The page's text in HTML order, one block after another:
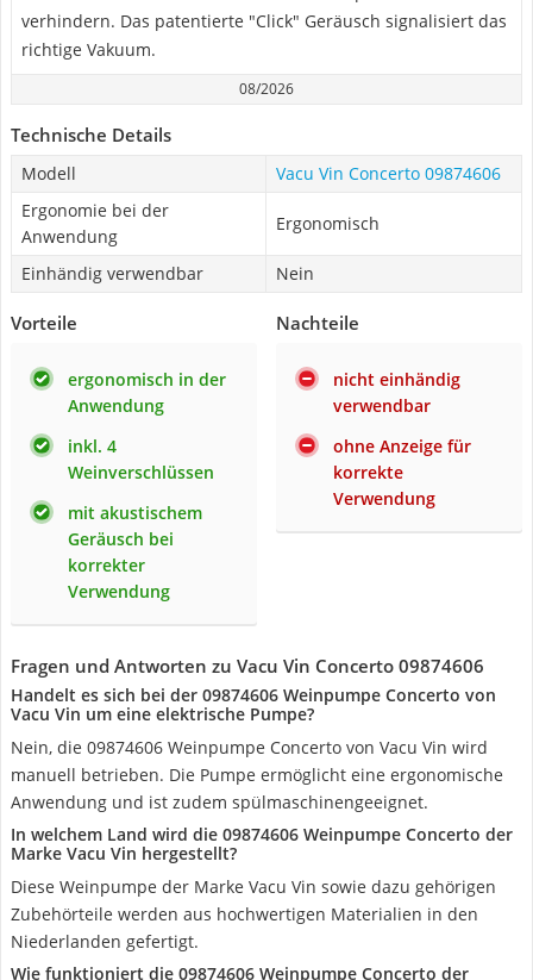
verhindern. Das patentierte "Click" Geräusch signalisiert das
richtige Vakuum.
08/2026
Technische Details
Modell
Vacu Vin Concerto 09874606
Ergonomie bei der
Anwendung
Ergonomisch
Einhändig verwendbar Nein
Vorteile
ergonomisch in der
Anwendung
inkl. 4
Weinverschlüssen
mit akustischem
Geräusch bei
korrekter
Verwendung
Nachteile
nicht einhändig
verwendbar
ohne Anzeige für
korrekte
Verwendung
Fragen und Antworten zu Vacu Vin Concerto 09874606
Handelt es sich bei der 09874606 Weinpumpe Concerto von
Vacu Vin um eine elektrische Pumpe?
Nein, die 09874606 Weinpumpe Concerto von Vacu Vin wird
manuell betrieben. Die Pumpe ermöglicht eine ergonomische
Anwendung und ist zudem spülmaschinengeeignet.
In welchem Land wird die 09874606 Weinpumpe Concerto der
Marke Vacu Vin hergestellt?
Diese Weinpumpe der Marke Vacu Vin sowie dazu gehörigen
Zubehörteile werden aus hochwertigen Materialien in den
Niederlanden gefertigt.
Wie funktioniert die 09874606 Weinpumpe Concerto der